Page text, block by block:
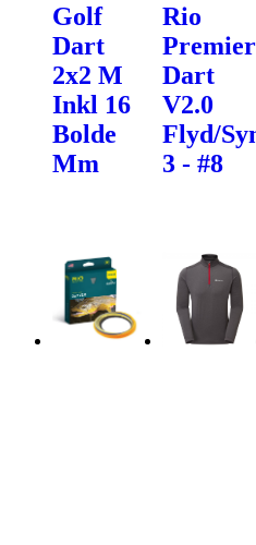
Golf
Dart
2x2 M
Inkl 16
Bolde
Mm
Rio
Premier
Dart
V2.0
Flyd/
3 - #8